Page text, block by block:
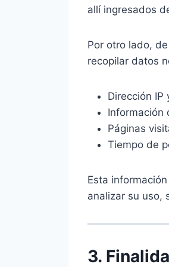
allí ingresados
Por otro lado,
recopilar datos
Dirección IP
Información
Páginas
Tiempo de
Esta
analizar su uso,
3.